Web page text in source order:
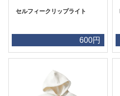
セルフィークリップライト
600円